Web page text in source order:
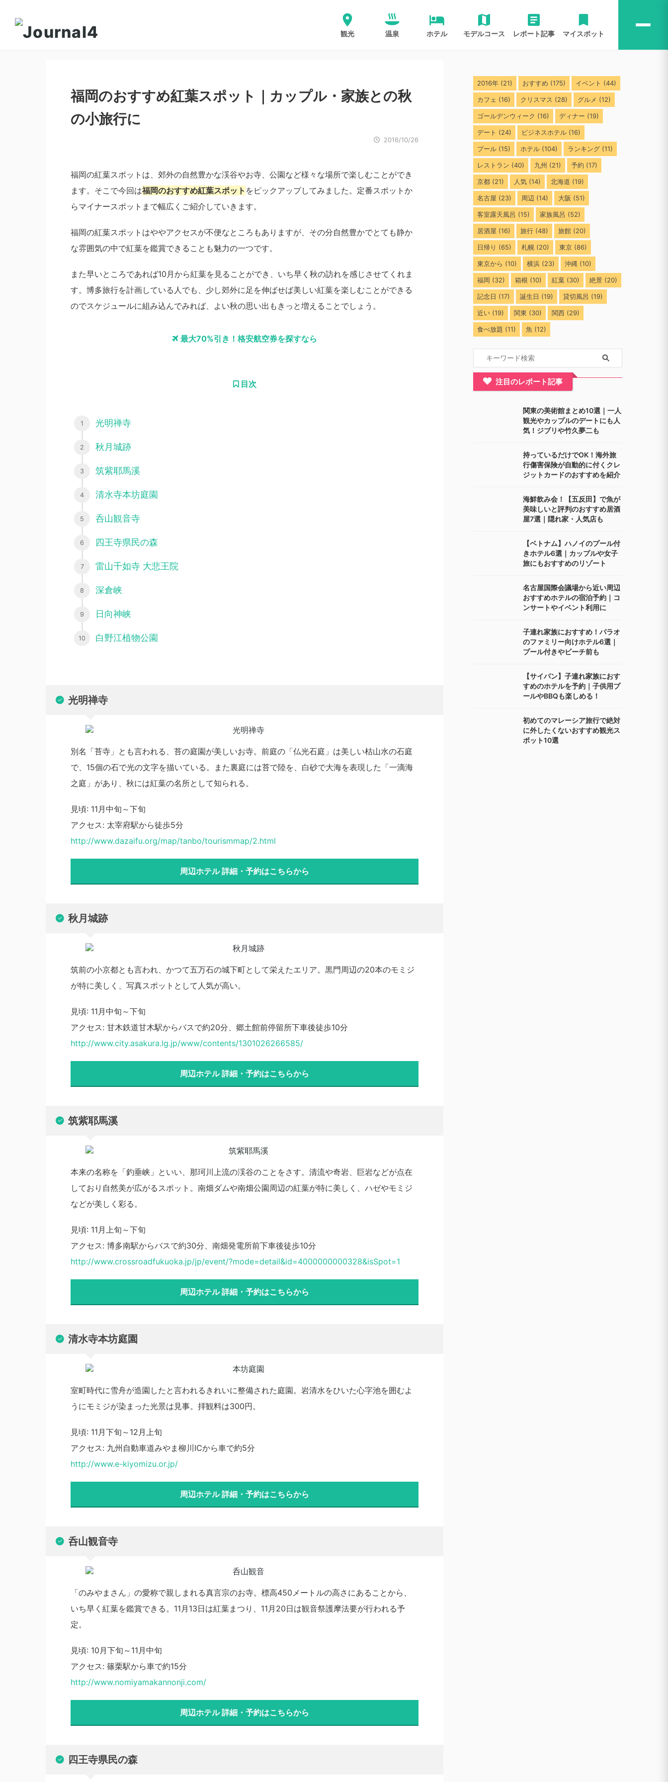
観光 温泉 ホテル モデルコース レポート記事 マイスポット
福岡のおすすめ紅葉スポット｜カップル・家族との秋
の小旅行に
2016/10/26
福岡の紅葉スポットは、郊外の自然豊かな渓谷やお寺、公園など様々な場所で楽しむことができ
ます。そこで今回は福岡のおすすめ紅葉スポット をピックアップしてみました。定番スポットか
らマイナースポットまで幅広くご紹介していきます。
福岡の紅葉スポットはややアクセスが不便なところもありますが、その分自然豊かでとても静か
な雰囲気の中で紅葉を鑑賞できることも魅力の一つです。
また早いところであれば10月から紅葉を見ることができ、いち早く秋の訪れを感じさせてくれま
す。博多旅行を計画している人でも、少し郊外に足を伸ばせば美しい紅葉を楽しむことができる
のでスケジュールに組み込んでみれば、よい秋の思い出もきっと増えることでしょう。
最大70%引き！格安航空券を探すなら
目次
光明禅寺
秋月城跡
筑紫耶馬溪
清水寺本坊庭園
呑山観音寺
四王寺県民の森
雷山千如寺 大悲王院
深倉峡
日向神峡
白野江植物公園
光明禅寺
別名「苔寺」とも言われる、苔の庭園が美しいお寺。前庭の「仏光石庭」は美しい枯山水の石庭
で、15個の石で光の文字を描いている。また裏庭には苔で陸を、白砂で大海を表現した「一滴海
之庭」があり、秋には紅葉の名所として知られる。
見頃: 11月中旬～下旬
アクセス: 太宰府駅から徒歩5分
http://www.dazaifu.org/map/tanbo/tourismmap/2.html
周辺ホテル 詳細・予約はこちらから
秋月城跡
筑前の小京都とも言われ、かつて五万石の城下町として栄えたエリア。黒門周辺の20本のモミジ
が特に美しく、写真スポットとして人気が高い。
見頃: 11月中旬～下旬
アクセス: 甘木鉄道甘木駅からバスで約20分、郷土館前停留所下車後徒歩10分
http://www.city.asakura.lg.jp/www/contents/1301026266585/
周辺ホテル 詳細・予約はこちらから
筑紫耶馬溪
本来の名称を「釣垂峡」といい、那珂川上流の渓谷のことをさす。清流や奇岩、巨岩などが点在
しており自然美が広がるスポット。南畑ダムや南畑公園周辺の紅葉が特に美しく、ハゼやモミジ
などが美しく彩る。
見頃: 11月上旬～下旬
アクセス: 博多南駅からバスで約30分、南畑発電所前下車後徒歩10分
http://www.crossroadfukuoka.jp/jp/event/?mode=detail&id=4000000000328&isSpot=1
周辺ホテル 詳細・予約はこちらから
清水寺本坊庭園
室町時代に雪舟が造園したと言われるきれいに整備された庭園。岩清水をひいた心字池を囲むよ
うにモミジが染まった光景は見事。拝観料は300円。
見頃: 11月下旬～12月上旬
アクセス: 九州自動車道みやま柳川ICから車で約5分
http://www.e-kiyomizu.or.jp/
周辺ホテル 詳細・予約はこちらから
呑山観音寺
「のみやまさん」の愛称で親しまれる真言宗のお寺。標高450メートルの高さにあることから、
いち早く紅葉を鑑賞できる。11月13日は紅葉まつり、11月20日は観音祭護摩法要が行われる予
定。
見頃: 10月下旬～11月中旬
アクセス: 篠栗駅から車で約15分
http://www.nomiyamakannonji.com/
周辺ホテル 詳細・予約はこちらから
四王寺県民の森
2016年 (21) おすすめ (175) イベント (44)
カフェ (16) クリスマス (28) グルメ (12)
ゴールデンウィーク (16) ディナー (19)
デート (24) ビジネスホテル (16)
プール (15) ホテル (104) ランキング (11)
レストラン (40) 九州 (21) 予約 (17)
京都 (21) 人気 (14) 北海道 (19)
名古屋 (23) 周辺 (14) 大阪 (51)
客室露天風呂 (15) 家族風呂 (52)
居酒屋 (16) 旅行 (48) 旅館 (20)
日帰り (65) 札幌 (20) 東京 (86)
東京から (10) 横浜 (23) 沖縄 (10)
福岡 (32) 箱根 (10) 紅葉 (30) 絶景 (20)
記念日 (17) 誕生日 (19) 貸切風呂 (19)
近い (19) 関東 (30) 関西 (29)
食べ放題 (11) 魚 (12)
注目のレポート記事
関東の美術館まとめ10選｜一人
観光やカップルのデートにも人
気！ジブリや竹久夢二も
持っているだけでOK！海外旅
行傷害保険が自動的に付くクレ
ジットカードのおすすめを紹介
海鮮飲み会！【五反田】で魚が
美味しいと評判のおすすめ居酒
屋7選｜隠れ家・人気店も
【ベトナム】ハノイのプール付
きホテル6選｜カップルや女子
旅にもおすすめのリゾート
名古屋国際会議場から近い周辺
おすすめホテルの宿泊予約｜コ
ンサートやイベント利用に
子連れ家族におすすめ！パラオ
のファミリー向けホテル6選｜
プール付きやビーチ前も
【サイパン】子連れ家族におす
すめのホテルを予約｜子供用プ
ールやBBQも楽しめる！
初めてのマレーシア旅行で絶対
に外したくないおすすめ観光ス
ポット10選